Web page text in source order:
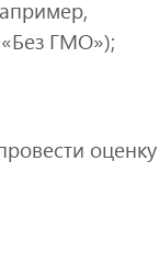
ГМО»);
оценку